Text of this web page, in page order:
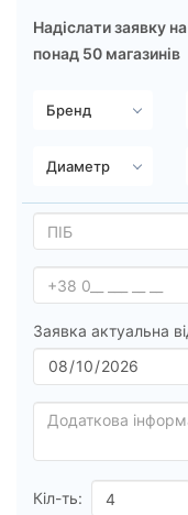
Надіслати заявку
понад 50 магазинів
Заявка актуальна
Кіл-ть: